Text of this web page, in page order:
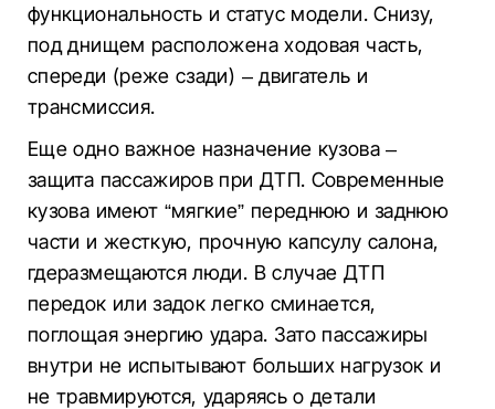
функциональность и статус модели. Снизу,
под днищем расположена ходовая часть,
спереди (реже сзади) – двигатель и
трансмиссия.
Еще одно важное назначение кузова –
защита пассажиров при ДТП. Современные
кузова имеют “мягкие” переднюю и заднюю
части и жесткую, прочную капсулу салона,
гдеразмещаются люди. В случае ДТП
передок или задок легко сминается,
поглощая энергию удара. Зато пассажиры
внутри не испытывают больших нагрузок и
не травмируются, ударяясь о детали